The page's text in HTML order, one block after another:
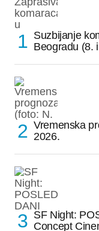
Suzbijanje
Beogradu (8.
Vremenska
2026.
SF Night:
Concept